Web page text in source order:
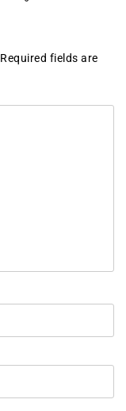
Required fields are